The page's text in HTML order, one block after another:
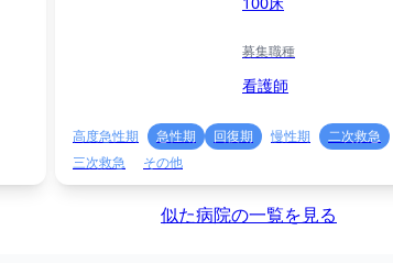
募集職種
看護師
高度急性期 急性期 回復期 慢性期
二次救急
三次救急
その他
似た病院の一覧を見る